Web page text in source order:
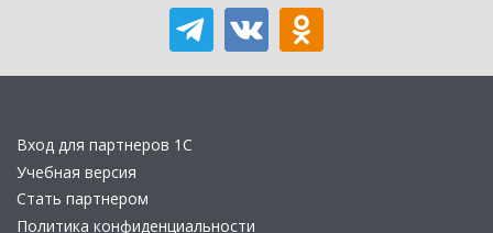
Вход для партнеров 1С
Учебная версия
Стать партнером
Политика конфиденциальности